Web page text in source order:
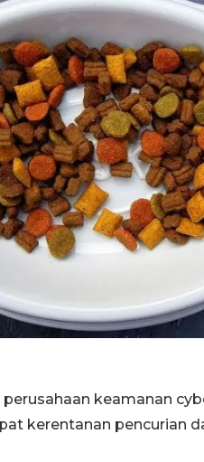
perusahaan keamanan
kerentanan pencurian